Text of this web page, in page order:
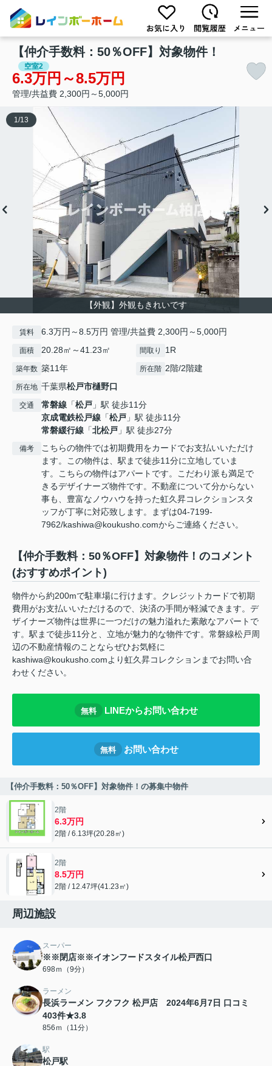
【仲介手数料：50％OFF】対象物件！
空室2
6.3万円～8.5万円
管理/共益費 2,300円～5,000円
【外観】外観もきれいです
1 /13
賃料 6.3万円～8.5万円 管理/共益費 2,300円～5,000円
面積 20.28㎡～41.23㎡ 間取り 1R
築年数 築11年 所在階 2階/2階建
所在地 千葉県松戸市樋野口
交通 常磐線 「松戸 」駅 徒歩11分
京成電鉄松戸線 「松戸 」駅 徒歩11分
常磐緩行線 「北松戸 」駅 徒歩27分
備考
こちらの物件では初期費用をカードでお支払いいただけ
ます。この物件は、駅まで徒歩11分に立地していま
す。こちらの物件はアパートです。こだわり派も満足で
きるデザイナーズ物件です。不動産について分からない
事も、豊富なノウハウを持った虹久昇コレクションスタ
ッフが丁寧に対応致します。まずは04-7199-
7962/kashiwa@koukusho.comからご連絡ください。
【仲介手数料：50％OFF】対象物件！のコメント
(おすすめポイント)
物件から約200mで駐車場に行けます。クレジットカードで初期
費用がお支払いいただけるので、決済の手間が軽減できます。デ
ザイナーズ物件は世界に一つだけの魅力溢れた素敵なアパートで
す。駅まで徒歩11分と、立地が魅力的な物件です。常磐線松戸周
辺の不動産情報のことならぜひお気軽に
kashiwa@koukusho.comより虹久昇コレクションまでお問い合
わせください。
無料 LINEからお問い合わせ
無料 お問い合わせ
【仲介手数料：50％OFF】対象物件！の募集中物件
2階
6.3万円
2階 / 6.13坪(20.28㎡)
2階
8.5万円
2階 / 12.47坪(41.23㎡)
周辺施設
スーパー
※※閉店※※イオンフードスタイル松戸西口
698ｍ（9分）
ラーメン
長浜ラーメン フクフク 松戸店 2024年6月7日 口コミ
403件★3.8
856ｍ（11分）
駅
松戸駅